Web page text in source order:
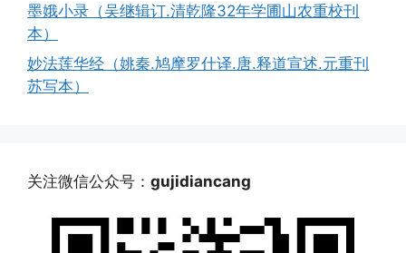
墨娥小录（吴继辑订.清乾隆32年学圃山农重校刊
本）
妙法莲华经（姚秦.鸠摩罗什译.唐.释道宣述.元重刊
苏写本）
关注微信公众号： gujidiancang